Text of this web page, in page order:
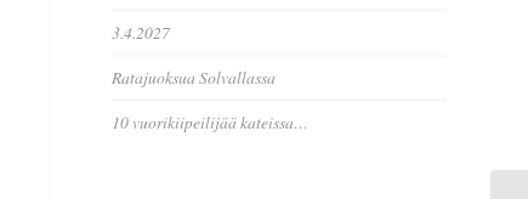
3.4.2027
Ratajuoksua Solvallassa
10 vuorikiipeilijää kateissa…